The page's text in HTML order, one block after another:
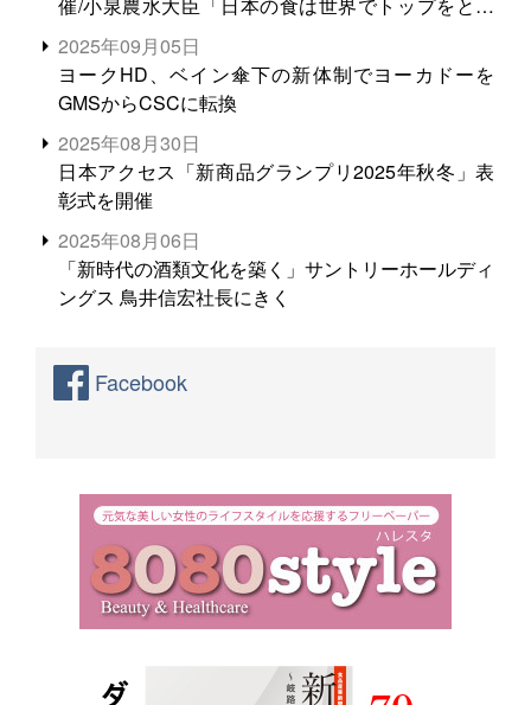
る。米増産に向けて、米輸出需要の拡大を」
2025年09月05日
ヨークHD、ベイン傘下の新体制でヨーカドーを
GMSからCSCに転換
2025年08月30日
日本アクセス「新商品グランプリ2025年秋冬」表
彰式を開催
2025年08月06日
「新時代の酒類文化を築く」サントリーホールディ
ングス 鳥井信宏社長にきく
Facebook